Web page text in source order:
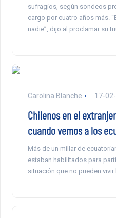
sufragios, según sondeos
cargo por cuatro años más.
nadie”, dijo al proclamar su
Carolina Blanche 17-
Chilenos en el
cuando vemos a los
Más de un millar de
estaban habilitados para
situación que no pueden